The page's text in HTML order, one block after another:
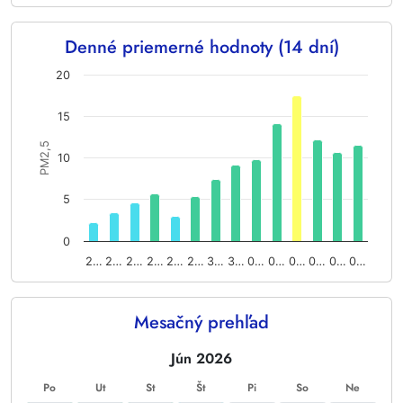
End of interactive chart.
Denné priemerné hodnoty (14 dní)
Chart
The chart has 1 X axis displaying categories.
The chart has 1 Y axis displaying PM2,5. Data ranges from
PM2,5
2… 2… 2… 2… 2… 2… 3… 3… 0… 0… 0… 0… 0… 0…
0
5
10
15
20
End of interactive chart.
Mesačný prehľad
Jún 2026
Po Ut St Št Pi So Ne